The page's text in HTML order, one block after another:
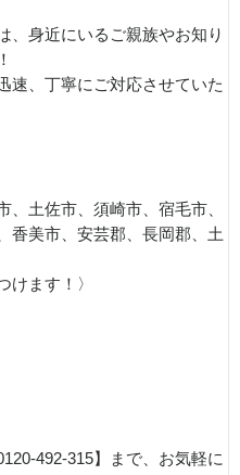
、身近にいるご親族やお知り
速、丁寧にご対応させていた
土佐市、須崎市、宿毛市、
香美市、安芸郡、長岡郡、土
けます！〉
492-315】まで、お気軽に